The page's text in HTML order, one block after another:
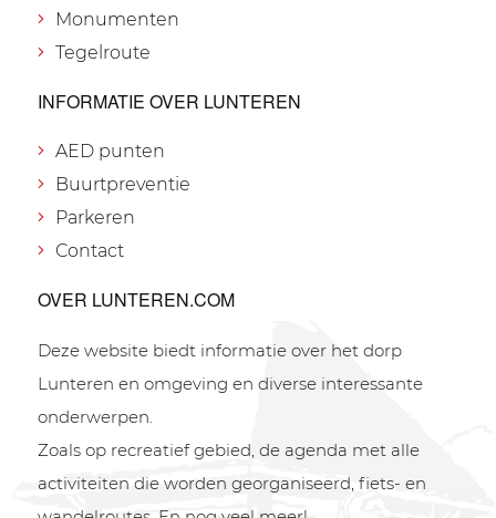
Monumenten
Tegelroute
INFORMATIE OVER LUNTEREN
AED punten
Buurtpreventie
Parkeren
Contact
OVER LUNTEREN.COM
Deze website biedt informatie over het dorp
Lunteren en omgeving en diverse interessante
onderwerpen.
Zoals op recreatief gebied, de agenda met alle
activiteiten die worden georganiseerd, fiets- en